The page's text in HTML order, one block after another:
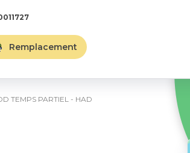
Remplacement
TEMPS PARTIEL - HAD